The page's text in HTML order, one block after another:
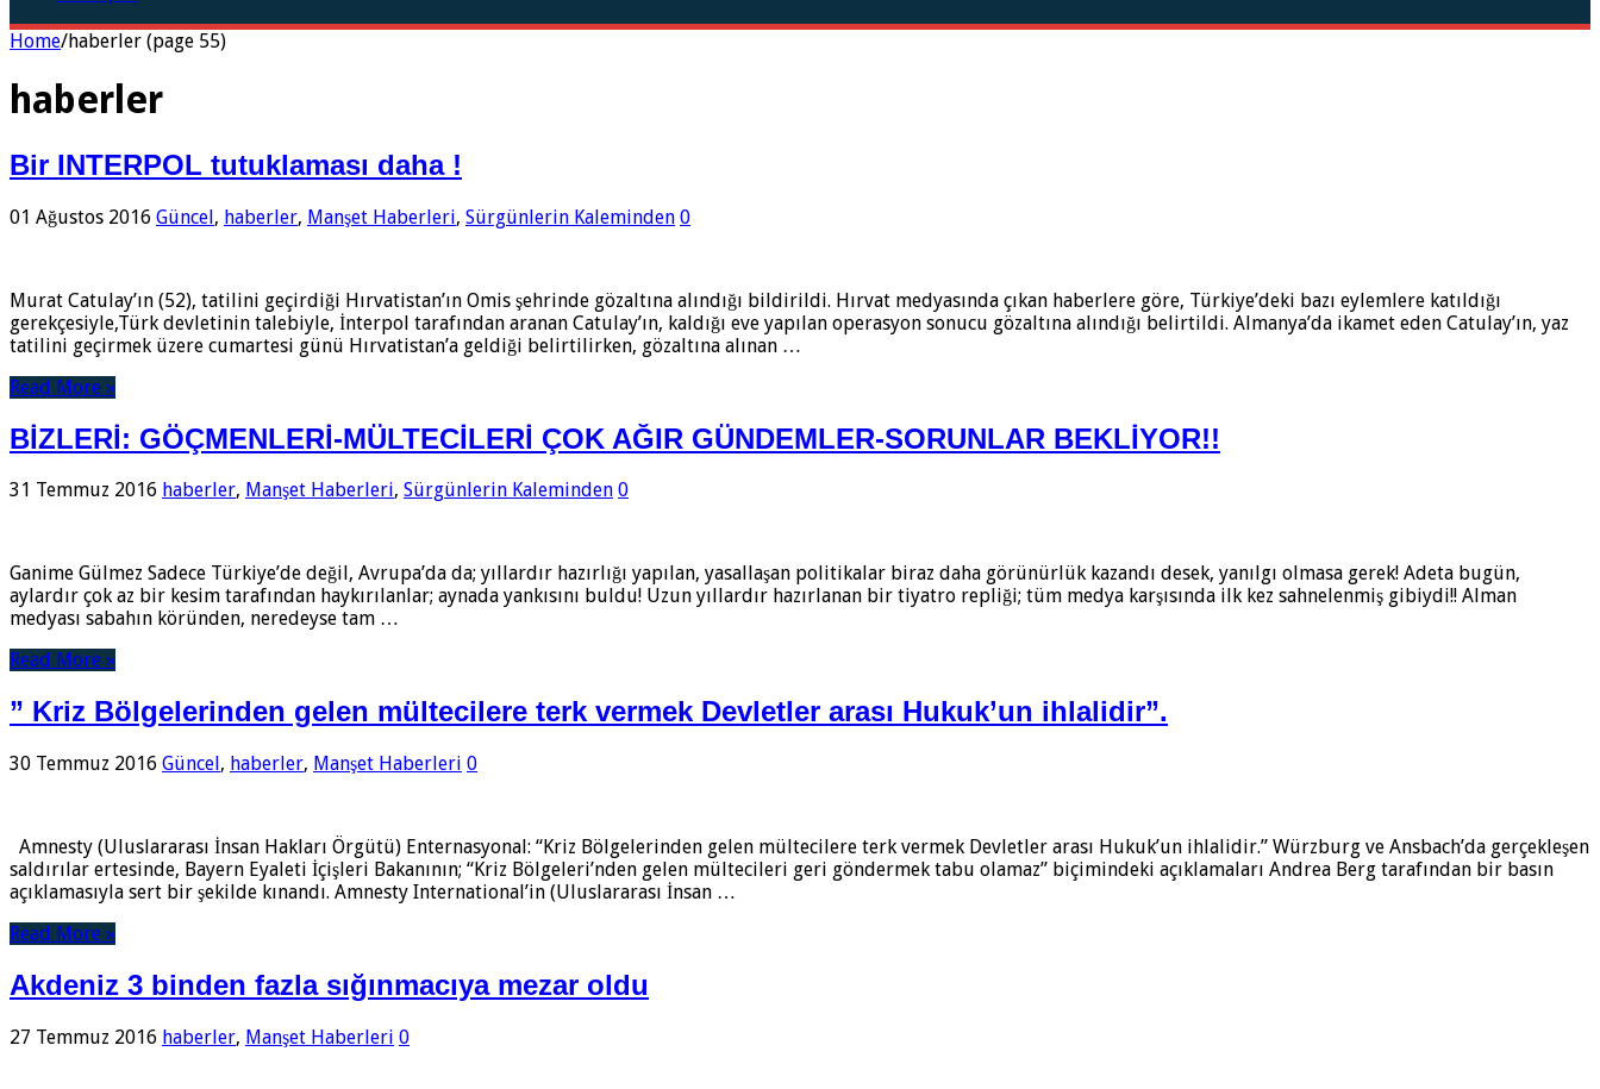
Home/haberler (page 55)
haberler
Bir INTERPOL tutuklaması daha !
01 Ağustos 2016 Güncel, haberler, Manşet Haberleri, Sürgünlerin Kaleminden 0
Murat Catulay’ın (52), tatilini geçirdiği Hırvatistan’ın Omis şehrinde gözaltına alındığı bildirildi. Hırvat medyasında çıkan haberlere göre, Türkiye’deki bazı eylemlere katıldığı
gerekçesiyle,Türk devletinin talebiyle, İnterpol tarafından aranan Catulay’ın, kaldığı eve yapılan operasyon sonucu gözaltına alındığı belirtildi. Almanya’da ikamet eden Catulay’ın, yaz
tatilini geçirmek üzere cumartesi günü Hırvatistan’a geldiği belirtilirken, gözaltına alınan …
Read More »
BİZLERİ: GÖÇMENLERİ-MÜLTECİLERİ ÇOK AĞIR GÜNDEMLER-SORUNLAR BEKLİYOR!!
31 Temmuz 2016 haberler, Manşet Haberleri, Sürgünlerin Kaleminden 0
Ganime Gülmez Sadece Türkiye’de değil, Avrupa’da da; yıllardır hazırlığı yapılan, yasallaşan politikalar biraz daha görünürlük kazandı desek, yanılgı olmasa gerek! Adeta bugün,
aylardır çok az bir kesim tarafından haykırılanlar; aynada yankısını buldu! Uzun yıllardır hazırlanan bir tiyatro repliği; tüm medya karşısında ilk kez sahnelenmiş gibiydi!! Alman
medyası sabahın köründen, neredeyse tam …
Read More »
” Kriz Bölgelerinden gelen mültecilere terk vermek Devletler arası Hukuk’un ihlalidir”.
30 Temmuz 2016 Güncel , haberler, Manşet Haberleri 0
Amnesty (Uluslararası İnsan Hakları Örgütü) Enternasyonal: “Kriz Bölgelerinden gelen mültecilere terk vermek Devletler arası Hukuk’un ihlalidir.” Würzburg ve Ansbach’da gerçekleşen
saldırılar ertesinde, Bayern Eyaleti İçişleri Bakanının; “Kriz Bölgeleri’nden gelen mültecileri geri göndermek tabu olamaz” biçimindeki açıklamaları Andrea Berg tarafından bir basın
açıklamasıyla sert bir şekilde kınandı. Amnesty International’in (Uluslararası İnsan …
Read More »
Akdeniz 3 binden fazla sığınmacıya mezar oldu
27 Temmuz 2016 haberler, Manşet Haberleri 0